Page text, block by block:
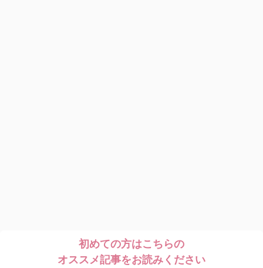
初めての方はこちらの
オススメ記事をお読みください